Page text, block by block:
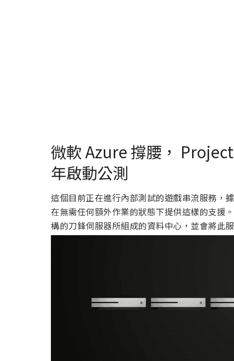
微軟 Azure 撐腰，
年啟動公測
這個目前正在進行內部測試的遊戲串流服務，
在無需任何額外作業的狀態下提供這樣的支援
構的刀鋒伺服器所組成的資料中心，並會將此